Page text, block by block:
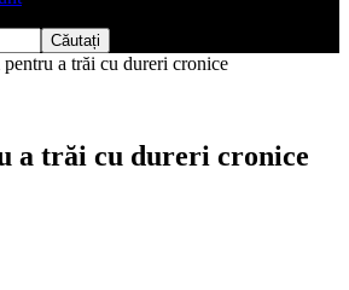
a trăi cu dureri cronice
a trăi cu dureri cronice